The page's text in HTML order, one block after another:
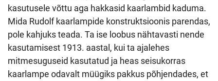
kasutusele võttu aga hakkasid kaarlambid kaduma.
Mida Rudolf kaarlampide konstruktsioonis parendas,
pole kahjuks teada. Ta ise loobus nähtavasti nende
kasutamisest 1913. aastal, kui ta ajalehes
mitmesuguseid kasutatud ja heas seisukorras
kaarlampe odavalt müügiks pakkus põhjendades, et